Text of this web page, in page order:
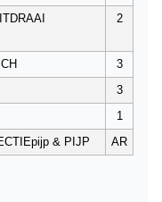
2
3
3
1
& PIJP AR